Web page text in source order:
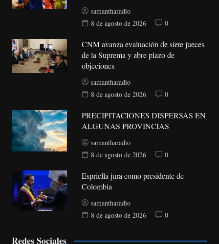
samantharadio
8 de agosto de 2026
0
CNM avanza evaluación de siete jueces
de la Suprema y abre plazo de
objeciones
samantharadio
8 de agosto de 2026
0
PRECIPITACIONES DISPERSAS EN
ALGUNAS PROVINCIAS
samantharadio
8 de agosto de 2026
0
Espriella jura como presidente de
Colombia
samantharadio
8 de agosto de 2026
0
Redes Sociales